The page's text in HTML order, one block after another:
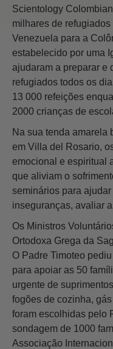
Scientology
milhares de
Venezuela para a
estabelecido por uma
ajudaram a preparar e
refugiados todos os
13 000 refeições
2000 crianças de
Na sua tenda amarela
em Villa del Rosario,
emocional e espiritual
que aliviam o
seminários para
inseguranças, avaliar
Os Ministros
Ortodoxa Grega da
O Padre Timoteo
para apoiar as 50
urgente de
fogões de cozinha,
foram escolhidas pelo
sondagem de 1000
Associação